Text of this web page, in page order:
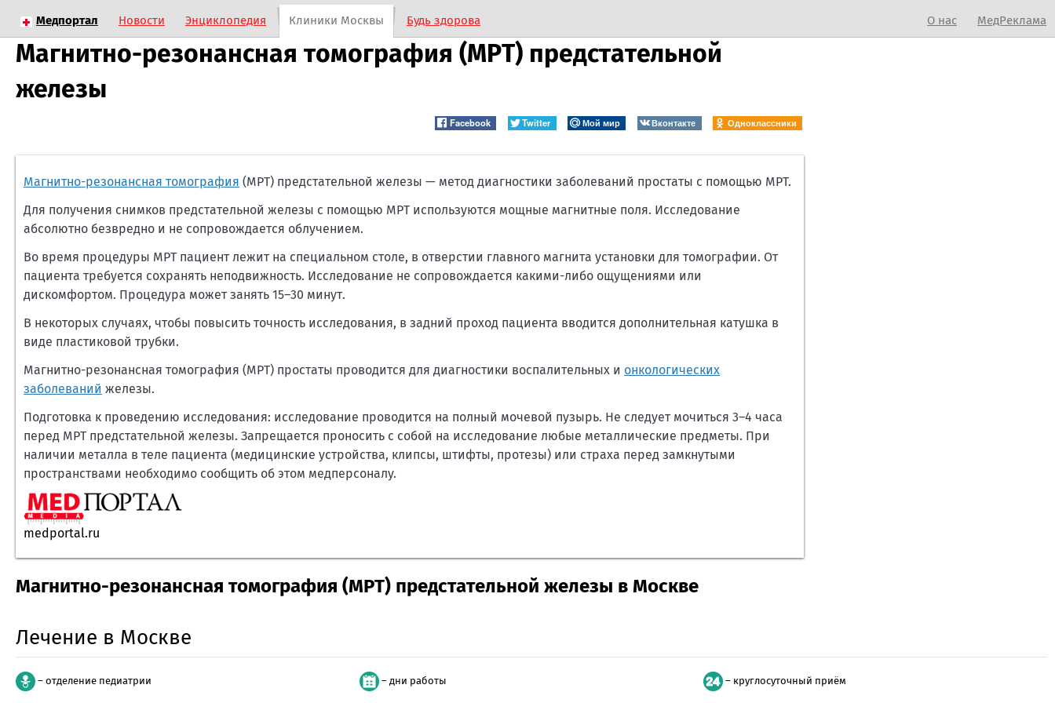
О нас МедРеклама
Медпортал Новости Энциклопедия Клиники Москвы Будь здорова
Магнитно-резонансная томография (МРТ) предстательной
железы
Facebook Twitter Мой мир Вконтакте Одноклассники
Магнитно-резонансная томография (МРТ) предстательной железы — метод диагностики заболеваний простаты с помощью МРТ.
Для получения снимков предстательной железы с помощью МРТ используются мощные магнитные поля. Исследование
абсолютно безвредно и не сопровождается облучением.
Во время процедуры МРТ пациент лежит на специальном столе, в отверстии главного магнита установки для томографии. От
пациента требуется сохранять неподвижность. Исследование не сопровождается какими-либо ощущениями или
дискомфортом. Процедура может занять 15–30 минут.
В некоторых случаях, чтобы повысить точность исследования, в задний проход пациента вводится дополнительная катушка в
виде пластиковой трубки.
Магнитно-резонансная томография (МРТ) простаты проводится для диагностики воспалительных и онкологических
заболеваний железы.
Подготовка к проведению исследования: исследование проводится на полный мочевой пузырь. Не следует мочиться 3–4 часа
перед МРТ предстательной железы. Запрещается проносить с собой на исследование любые металлические предметы. При
наличии металла в теле пациента (медицинские устройства, клипсы, штифты, протезы) или страха перед замкнутыми
пространствами необходимо сообщить об этом медперсоналу.
medportal.ru
Магнитно-резонансная томография (МРТ) предстательной железы в Москве
Лечение в Москве
– отделение педиатрии – дни работы – круглосуточный приём